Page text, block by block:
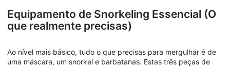
Equipamento de Snorkeling Essencial (O
que realmente precisas)
Ao nível mais básico, tudo o que precisas para mergulhar é de
uma máscara, um snorkel e barbatanas. Estas três peças de